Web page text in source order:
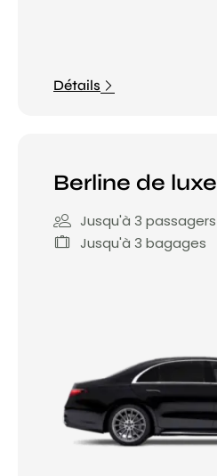
Détails
Berline de luxe
Jusqu'à 3 passagers
Jusqu'à 3 bagages